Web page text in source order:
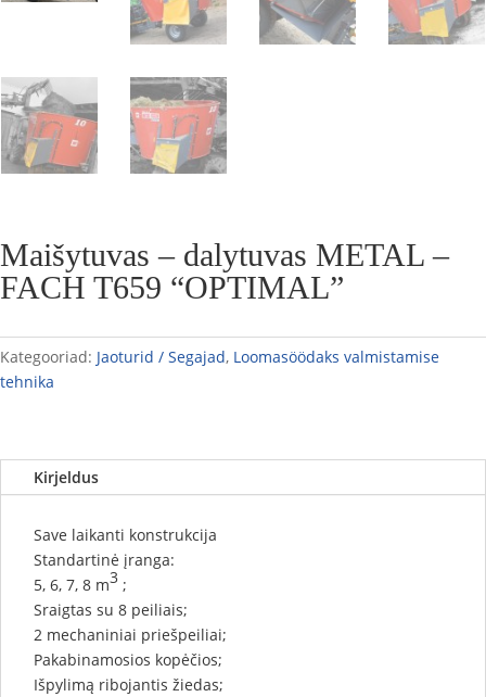
Maišytuvas – dalytuvas METAL –
FACH T659 “OPTIMAL”
Kategooriad: Jaoturid / Segajad, Loomasöödaks valmistamise
tehnika
Kirjeldus
Save laikanti konstrukcija
Standartinė įranga:
5, 6, 7, 8 m3 ;
Sraigtas su 8 peiliais;
2 mechaniniai priešpeiliai;
Pakabinamosios kopėčios;
Išpylimą ribojantis žiedas;